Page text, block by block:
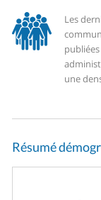
Les
une
Résumé